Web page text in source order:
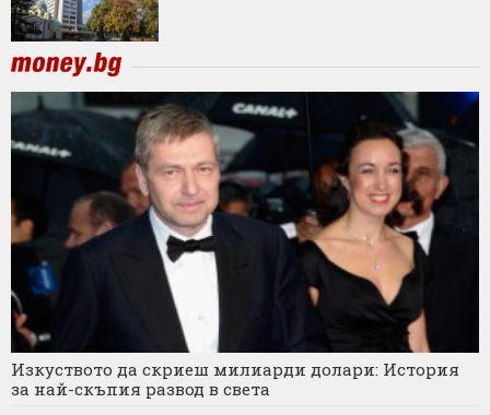
Изкуството да скриеш милиарди долари: История
за най-скъпия развод в света